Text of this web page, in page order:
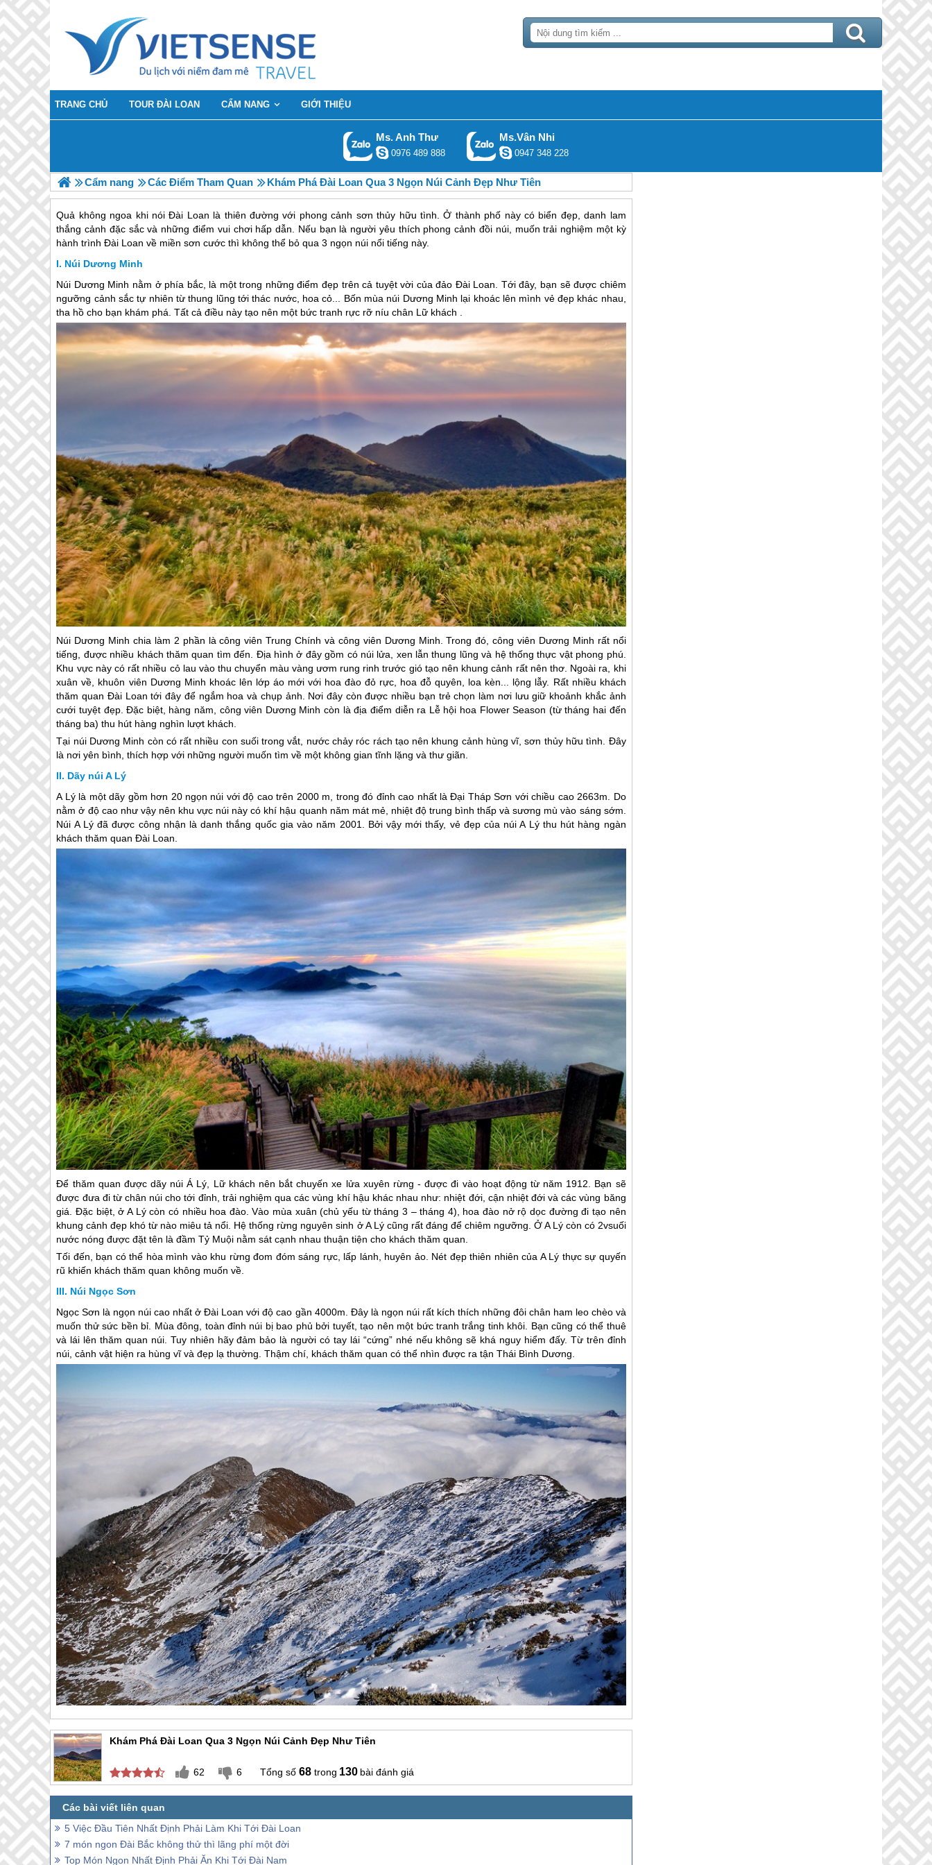
TRANG CHỦ TOUR ĐÀI LOAN CẨM NANG GIỚI THIỆU
Ms. Anh Thư
0976 489 888
Ms.Vân Nhi
0947 348 228
Cẩm nang Các Điểm Tham Quan Khám Phá Đài Loan Qua 3 Ngọn Núi Cảnh Đẹp Như Tiên
Quả không ngoa khi nói Đài Loan là thiên đường với phong cảnh sơn thủy hữu tình. Ở thành phố này có biển đẹp, danh lam
thắng cảnh đặc sắc và những điểm vui chơi hấp dẫn. Nếu bạn là người yêu thích phong cảnh đồi núi, muốn trải nghiệm một kỳ
hành trình Đài Loan về miền sơn cước thì không thể bỏ qua 3 ngọn núi nổi tiếng này.
Núi Dương Minh
Núi Dương Minh nằm ở phía bắc, là một trong những điểm đẹp trên cả tuyệt vời của đảo Đài Loan. Tới đây, bạn sẽ được chiêm
ngưỡng cảnh sắc tự nhiên từ thung lũng tới thác nước, hoa cỏ... Bốn mùa núi Dương Minh lại khoác lên mình vẻ đẹp khác nhau,
tha hồ cho bạn khám phá. Tất cả điều này tạo nên một bức tranh rực rỡ níu chân Lữ khách .
Núi Dương Minh chia làm 2 phần là công viên Trung Chính và công viên Dương Minh. Trong đó, công viên Dương Minh rất nổi
tiếng, được nhiều khách thăm quan tìm đến. Địa hình ở đây gồm có núi lửa, xen lẫn thung lũng và hệ thống thực vật phong phú.
Khu vực này có rất nhiều cỏ lau vào thu chuyển màu vàng ươm rung rinh trước gió tạo nên khung cảnh rất nên thơ. Ngoài ra, khi
xuân về, khuôn viên Dương Minh khoác lên lớp áo mới với hoa đào đỏ rực, hoa đỗ quyên, loa kèn... lộng lẫy. Rất nhiều khách
thăm quan Đài Loan tới đây để ngắm hoa và chụp ảnh. Nơi đây còn được nhiều bạn trẻ chọn làm nơi lưu giữ khoảnh khắc ảnh
cưới tuyệt đẹp. Đặc biệt, hàng năm, công viên Dương Minh còn là địa điểm diễn ra Lễ hội hoa Flower Season (từ tháng hai đến
tháng ba) thu hút hàng nghìn lượt khách.
Tại núi Dương Minh còn có rất nhiều con suối trong vắt, nước chảy róc rách tạo nên khung cảnh hùng vĩ, sơn thủy hữu tình. Đây
là nơi yên bình, thích hợp với những người muốn tìm về một không gian tĩnh lặng và thư giãn.
Dãy núi A Lý
A Lý là một dãy gồm hơn 20 ngọn núi với độ cao trên 2000 m, trong đó đỉnh cao nhất là Đại Tháp Sơn với chiều cao 2663m. Do
nằm ở độ cao như vậy nên khu vực núi này có khí hậu quanh năm mát mẻ, nhiệt độ trung bình thấp và sương mù vào sáng sớm.
Núi A Lý đã được công nhận là danh thắng quốc gia vào năm 2001. Bởi vậy mới thấy, vẻ đẹp của núi A Lý thu hút hàng ngàn
khách thăm quanĐài Loan
Để thăm quan được dãy núi Á Lý, Lữ khách nên bắt chuyến xe lửa xuyên rừng - được đi vào hoạt động từ năm 1912. Bạn sẽ
được đưa đi từ chân núi cho tới đỉnh, trải nghiệm qua các vùng khí hậu khác nhau như: nhiệt đới, cận nhiệt đới và các vùng băng
giá. Đặc biệt, ở A Lý còn có nhiều hoa đào. Vào mùa xuân (chủ yếu từ tháng 3 – tháng 4), hoa đào nở rộ dọc đường đi tạo nên
khung cảnh đẹp khó từ nào miêu tả nổi. Hệ thống rừng nguyên sinh ở A Lý cũng rất đáng để chiêm ngưỡng. Ở A Lý còn có 2vsuối
nước nóng được đặt tên là đầm Tỷ Muội nằm sát cạnh nhau thuận tiện cho khách thăm quan.
Tối đến, bạn có thể hòa mình vào khu rừng đom đóm sáng rực, lấp lánh, huyên ảo. Nét đẹp thiên nhiên của A Lý thực sự quyến
rũ khiến khách thăm quan không muốn về.
Núi Ngọc Sơn
Ngọc Sơn là ngọn núi cao nhất ởĐài Loan với độ cao gần 4000m. Đây là ngọn núi rất kích thích những đôi chân ham leo chèo và
muốn thử sức bền bỉ. Mùa đông, toàn đỉnh núi bị bao phủ bởi tuyết, tạo nên một bức tranh trắng tinh khôi. Bạn cũng có thể thuê
và lái lên thăm quan núi. Tuy nhiên hãy đảm bảo là người có tay lái “cứng” nhé nếu không sẽ khá nguy hiểm đấy. Từ trên đỉnh
núi, cảnh vật hiện ra hùng vĩ và đẹp lạ thường. Thậm chí, khách thăm quan có thể nhìn được ra tận Thái Bình Dương.
Khám Phá Đài Loan Qua 3 Ngọn Núi Cảnh Đẹp Như Tiên
62 6 68 130 bài đánh giá
5 Việc Đầu Tiên Nhất Định Phải Làm Khi Tới Đài Loan
7 món ngon Đài Bắc không thử thì lãng phí một đời
Top Món Ngon Nhất Định Phải Ăn Khi Tới Đài Nam